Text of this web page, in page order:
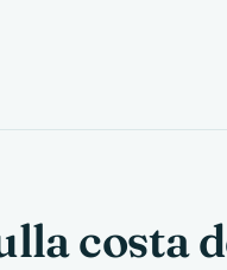
costa